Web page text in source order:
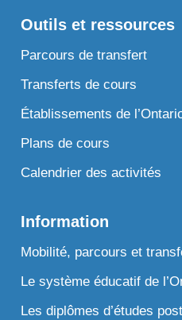
Outils et ressources
Parcours de transfert
Transferts de cours
Établissements de
Plans de cours
Calendrier des activités
Information
Mobilité, parcours et
Le système éducatif de
Les diplômes d’études